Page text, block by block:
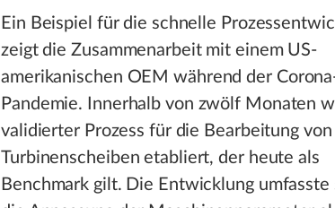
Ein Beispiel für die schnelle
zeigt die Zusammenarbeit mit einem US-
amerikanischen OEM während der
Pandemie. Innerhalb von zwölf Monaten
validierter Prozess für die Bearbeitung von
Turbinenscheiben etabliert, der heute als
Benchmark gilt. Die Entwicklung umfasste